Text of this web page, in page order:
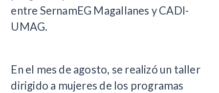
entre SernamEG Magallanes y CADI-
UMAG.
En el mes de agosto, se realizó un taller
dirigido a mujeres de los programas